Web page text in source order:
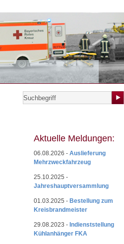
Aktuelle Meldungen:
06.08.2026 - Auslieferung
Mehrzweckfahrzeug
25.10.2025 -
Jahreshauptversammlung
01.03.2025 - Bestellung zum
Kreisbrandmeister
29.08.2023 - Indienststellung
Kühlanhänger FKA